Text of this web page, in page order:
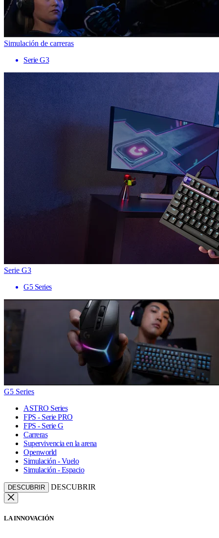
Simulación de carreras
Serie G3
Serie G3
G5 Series
G5 Series
ASTRO Series
FPS - Serie PRO
FPS - Serie G
Carreras
Supervivencia en la arena
Openworld
Simulación - Vuelo
Simulación - Espacio
DESCUBRIR DESCUBRIR
LA INNOVACIÓN